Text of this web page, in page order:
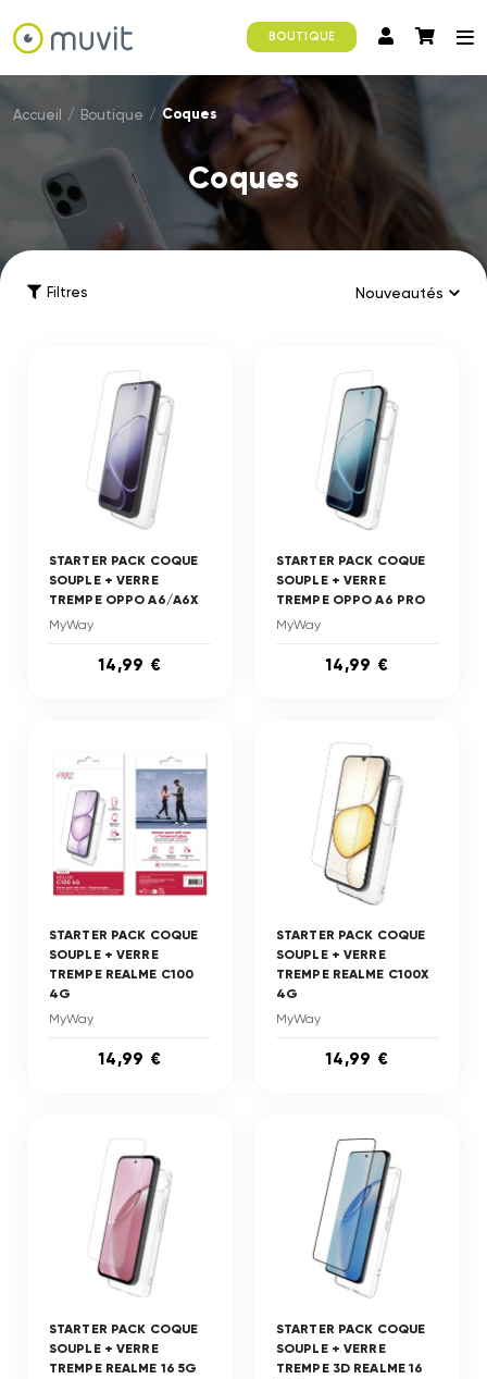
BOUTIQUE
Accueil / Boutique / Coques
Coques
Filtres
STARTER PACK COQUE
SOUPLE + VERRE
TREMPE OPPO A6/A6X
MyWay
14,99 €
STARTER PACK COQUE
SOUPLE + VERRE
TREMPE OPPO A6 PRO
MyWay
14,99 €
STARTER PACK COQUE
SOUPLE + VERRE
TREMPE REALME C100
4G
MyWay
14,99 €
STARTER PACK COQUE
SOUPLE + VERRE
TREMPE REALME C100X
4G
MyWay
14,99 €
STARTER PACK COQUE
SOUPLE + VERRE
TREMPE REALME 16 5G
STARTER PACK COQUE
SOUPLE + VERRE
TREMPE 3D REALME 16